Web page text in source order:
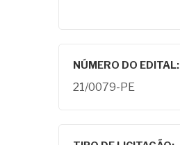
NÚMERO DO EDITAL:
21/0079-PE